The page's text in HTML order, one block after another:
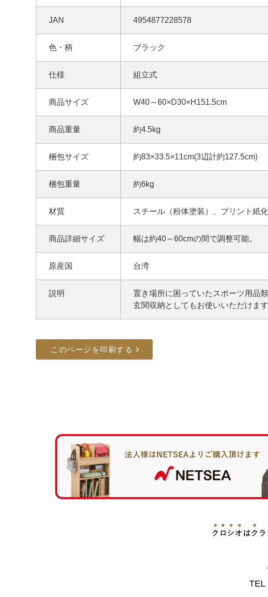
JAN 4954877228578
色・柄 ブラック
仕様 組立式
商品サイズ W40～60×D30×H151.5cm
商品重量 約4.5kg
梱包サイズ 約83×33.5×11cm(3辺計約127.5cm)
梱包重量 約6kg
材質 スチール（粉体塗装）、プリント紙
商品詳細サイズ 幅は約40～60cmの間で調整可能。
原産国 台湾
説明
置き場所に困っていたスポーツ用品
玄関収納としてもお使いいただけます
TEL